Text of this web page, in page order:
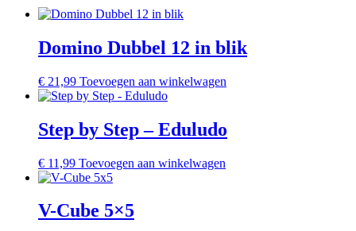
Domino Dubbel 12 in blik
€ 21,99 Toevoegen aan winkelwagen
Step by Step – Eduludo
€ 11,99 Toevoegen aan winkelwagen
V-Cube 5×5